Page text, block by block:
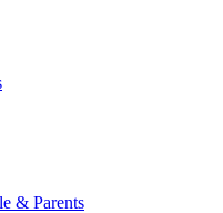
& Parents